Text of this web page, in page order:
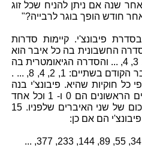
שנה אם ניתן להניח שכל זוג
חודש הופך בוגר לרבייה?"
פיבונצ'י. קיימות סדרות
החשבונית בה כל איבר הוא
האיבר הקודם ועוד אחד: 1, 2, 3, 4, ... והסדרה הגיאומטרית בה
כל איבר הוא מכפלה של האיבר הקודם בשתיים: 1, 2, 4, 8, ... .
כל חוקיות שהיא. פיבונצ'י בנה
סדרת מספרים בה 2 האיברים הראשונים הם 0 ו- 1 וכל אחד
מהאיברים הבאים בה הוא סכום של שני האיברים שלפניו. 15
הם אם כן: